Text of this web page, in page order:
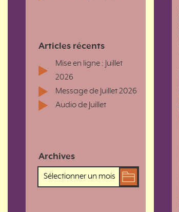
Articles récents
Mise en ligne : Juillet
2026
Message de Juillet 2026
Audio de Juillet
Archives